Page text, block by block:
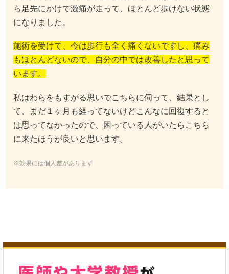
ら足先にかけて激痛が走って、ほとんど歩けない状態
になりました。
施術を受けて、今は歩行も全く痛くないですし、痛み
もほとんどないので、自分の中では改善したと思って
います。
私はわらをもすがる思いでこちらに伺って、結果とし
て、まだ１ヶ月も経ってないけどこんなに回復すると
は思ってなかったので、困っている人がいたらこちら
に来たほうが良いと思います。
※効果には個人差があります